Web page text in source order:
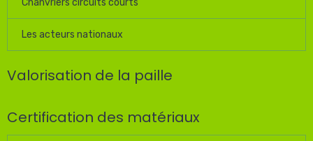
Chanvriers circuits courts
Les acteurs nationaux
Valorisation de la paille
Certification des matériaux